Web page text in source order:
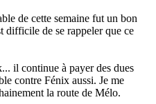
de cette semaine fut un bon
difficile de se rappeler que ce
il continue à payer des dues
contre Fénix aussi. Je me
la route de Mélo.